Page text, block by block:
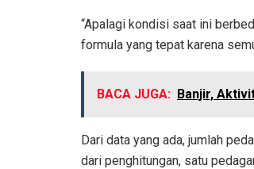
“Apalagi kondisi saat ini
formula yang tepat karena
BACA JUGA: Banjir,
Dari data yang ada, jumlah
dari penghitungan, satu